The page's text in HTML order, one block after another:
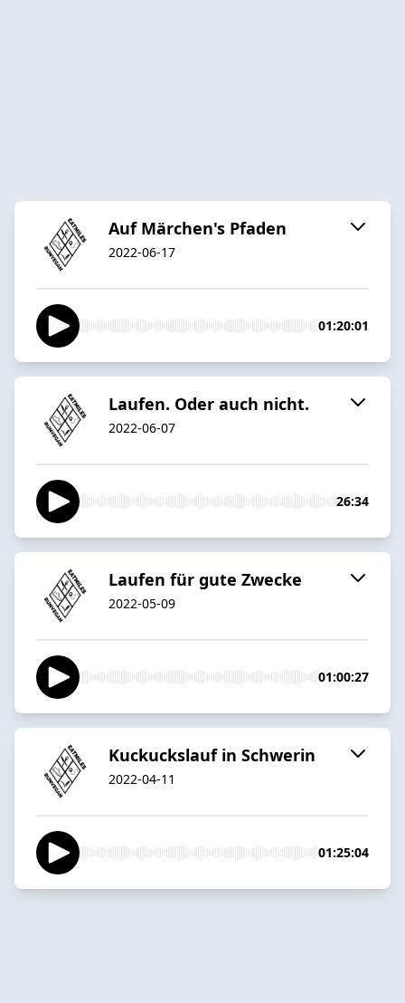
Auf Märchen's Pfaden
2022-06-17
01:20:01
Laufen. Oder auch nicht.
2022-06-07
26:34
Laufen für gute Zwecke
2022-05-09
01:00:27
Kuckuckslauf in Schwerin
2022-04-11
01:25:04